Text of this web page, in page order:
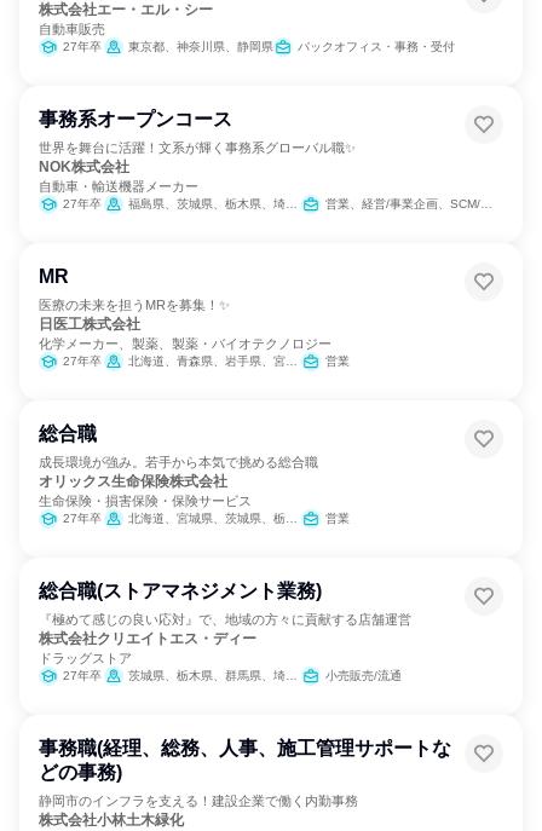
株式会社エー・エル・シー
自動車販売
27年卒 東京都、神奈川県、静岡県 バックオフィス・事務・受付
事務系オープンコース
世界を舞台に活躍！文系が輝く事務系グローバル職✨
NOK株式会社
自動車・輸送機器メーカー
27年卒 福島県、茨城県、栃木県、埼玉県、東京都、神奈川県、静岡県、愛知県、大阪府、兵庫県、鳥取県、岡山県、広島県、福岡県、熊本県 営業、経営/事業企画、SCM/生産管理/購買/物流、経理/税務/財務、人事、総務、法務/知財、IT、広報/IR、組織運営管理・公務員・事務系職種、マーケティング・広告・宣伝
MR
医療の未来を担うMRを募集！✨
日医工株式会社
化学メーカー、製薬、製薬・バイオテクノロジー
27年卒 北海道、青森県、岩手県、宮城県、秋田県、山形県、福島県、茨城県、栃木県、群馬県、埼玉県、千葉県、東京都、神奈川県、新潟県、富山県、石川県、福井県、山梨県、長野県、岐阜県、静岡県、愛知県、三重県、滋賀県、京都府、大阪府、兵庫県、奈良県、和歌山県、鳥取県、島根県、岡山県、広島県、山口県、徳島県、香川県、愛媛県、高知県、福岡県、佐賀県、長崎県、熊本県、大分県、宮崎県、鹿児島県、沖縄県 営業
総合職
成長環境が強み。若手から本気で挑める総合職
オリックス生命保険株式会社
生命保険・損害保険・保険サービス
27年卒 北海道、宮城県、茨城県、栃木県、群馬県、埼玉県、千葉県、東京都、神奈川県、新潟県、石川県、静岡県、愛知県、京都府、大阪府、兵庫県、岡山県、広島県、香川県、愛媛県、福岡県、長崎県、熊本県、鹿児島県 営業
総合職(ストアマネジメント業務)
『極めて感じの良い応対』で、地域の方々に貢献する店舗運営
株式会社クリエイトエス・ディー
ドラッグストア
27年卒 茨城県、栃木県、群馬県、埼玉県、千葉県、東京都、神奈川県、静岡県、愛知県 小売販売/流通
事務職(経理、総務、人事、施工管理サポートな
どの事務)
静岡市のインフラを支える！建設企業で働く内勤事務
株式会社小林土木緑化